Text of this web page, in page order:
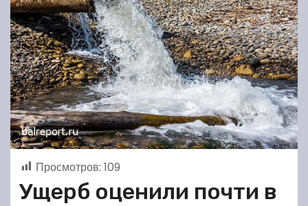
Просмотров: 109
Ущерб оценили почти в